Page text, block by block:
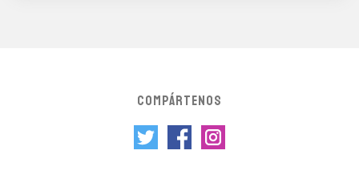
COMPÁRTENOS